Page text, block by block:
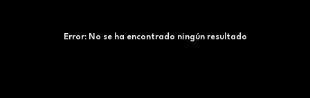
Error:No se ha encontrado ningún resultado